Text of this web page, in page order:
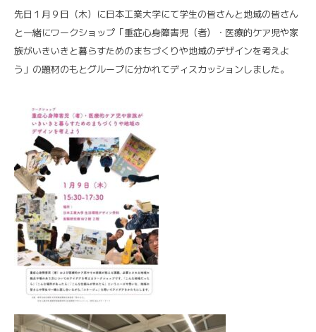
先日１月９日（木）に日本工業大学にて学生の皆さんと地域の皆さん
と一緒にワークショップ「重症心身障害児（者）・医療的ケア児や家
族がいきいきと暮らすためのまちづくりや地域のデザインを考えよ
う」の題材のもとグループに分かれてディスカッションしました。